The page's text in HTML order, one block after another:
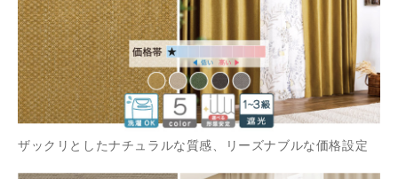
ザックリとしたナチュラルな質感、リーズナブルな価格設定